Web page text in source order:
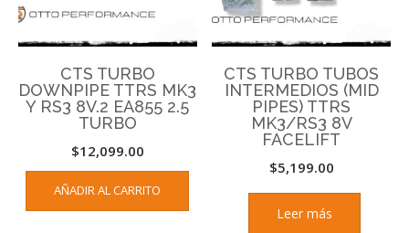
CTS TURBO
DOWNPIPE TTRS MK3
Y RS3 8V.2 EA855 2.5
TURBO
$12,099.00
AÑADIR AL CARRITO
CTS TURBO TUBOS
INTERMEDIOS (MID
PIPES) TTRS
MK3/RS3 8V
FACELIFT
$5,199.00
Leer más